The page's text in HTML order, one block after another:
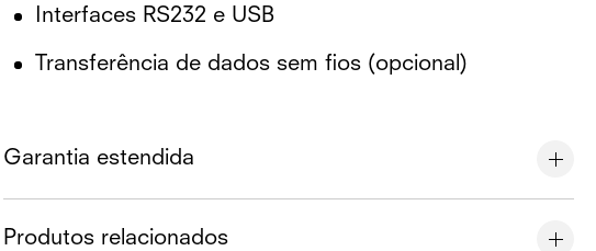
Interfaces RS232 e USB
Transferência de dados sem fios (opcional)
Garantia estendida
Produtos relacionados